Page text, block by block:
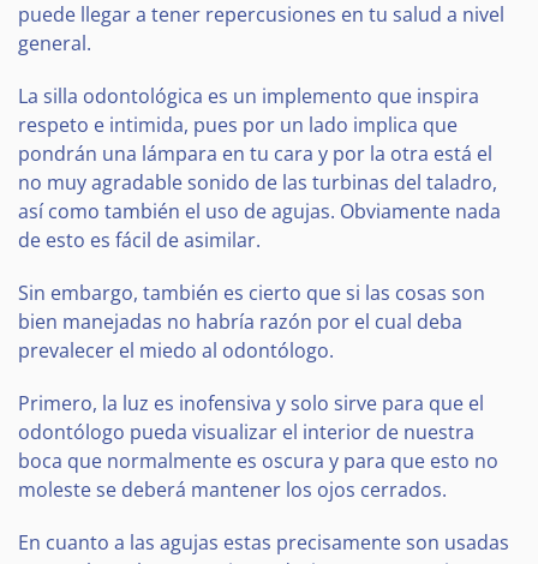
puede llegar a tener repercusiones en tu salud a nivel
general.
La silla odontológica es un implemento que inspira
respeto e intimida, pues por un lado implica que
pondrán una lámpara en tu cara y por la otra está el
no muy agradable sonido de las turbinas del taladro,
así como también el uso de agujas. Obviamente nada
de esto es fácil de asimilar.
Sin embargo, también es cierto que si las cosas son
bien manejadas no habría razón por el cual deba
prevalecer el miedo al odontólogo.
Primero, la luz es inofensiva y solo sirve para que el
odontólogo pueda visualizar el interior de nuestra
boca que normalmente es oscura y para que esto no
moleste se deberá mantener los ojos cerrados.
En cuanto a las agujas estas precisamente son usadas